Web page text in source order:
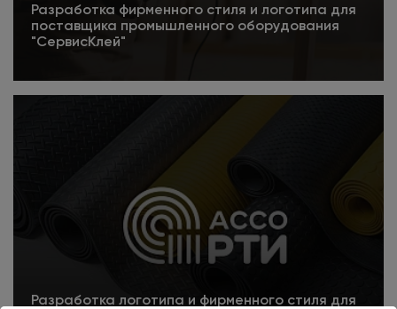
Разработка фирменного стиля и логотипа для
поставщика промышленного оборудования
"СервисКлей"
Подробнее
Разработка логотипа и фирменного стиля для